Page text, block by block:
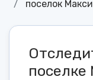
поселок
поселке